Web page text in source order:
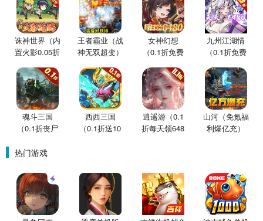
诛神世界（内
置火影0.05折
王者霸业（战
神无双超变）
女神幻想
（0.1折免费
九州江湖情
（0.1折免费
魂斗三国
（0.1折丧尸
西西三国
（0.1折送10
逍遥游（0.1
折每天领648
山河（免氪福
利爆亿充）
热门游戏